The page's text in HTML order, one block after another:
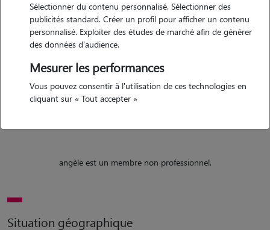
Expérience
j'ai déjà eu comme animaux de compagnie des poissons et un chat. je
taille. ainsi je sais les nourrir, les amuser et les promener (pour le
angèle est un membre non professionnel.
Situation géographique
Sélectionner du contenu personnalisé. Sélectionner des
publicités standard. Créer un profil pour afficher un contenu
personnalisé. Exploiter des études de marché afin de générer
des données d'audience.
Mesurer les performances
Vous pouvez consentir à l'utilisation de ces technologies en
cliquant sur « Tout accepter »